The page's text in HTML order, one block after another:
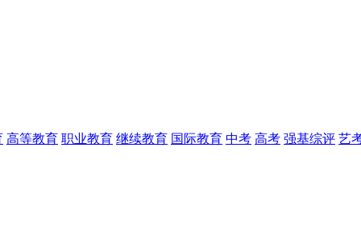
高等教育 职业教育 继续教育 国际教育 中考 高考 强基综评 艺